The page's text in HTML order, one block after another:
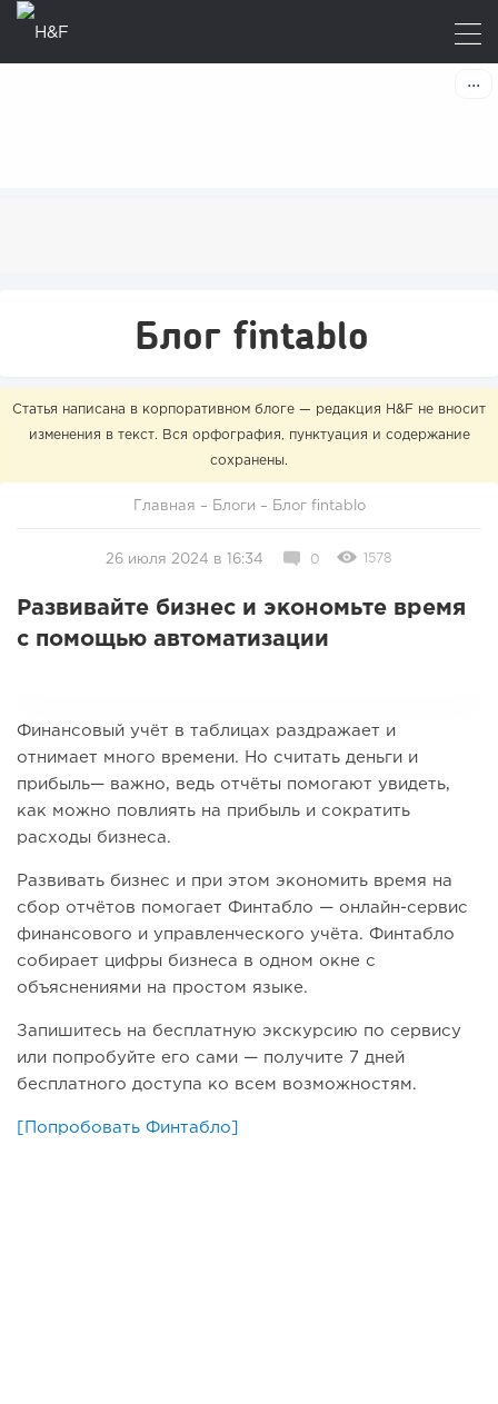
Блог fintablo
Статья написана в корпоративном блоге — редакция H&F не вносит
изменения в текст. Вся орфография, пунктуация и содержание
сохранены.
Главная – Блоги – Блог fintablo
26 июля 2024 в 16:34 0 1578
Развивайте бизнес и экономьте время
с помощью автоматизации
Финансовый учёт в таблицах раздражает и
отнимает много времени. Но считать деньги и
прибыль— важно, ведь отчёты помогают увидеть,
как можно повлиять на прибыль и сократить
расходы бизнеса.
Развивать бизнес и при этом экономить время на
сбор отчётов помогает Финтабло — онлайн-сервис
финансового и управленческого учёта. Финтабло
собирает цифры бизнеса в одном окне с
объяснениями на простом языке.
Запишитесь на бесплатную экскурсию по сервису
или попробуйте его сами — получите 7 дней
бесплатного доступа ко всем возможностям.
[Попробовать Финтабло]